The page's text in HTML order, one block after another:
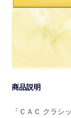
商品説明
「ＣＡＣ クラシ